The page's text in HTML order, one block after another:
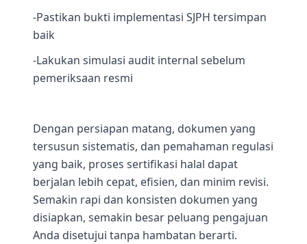
-Pastikan bukti implementasi SJPH tersimpan
baik
-Lakukan simulasi audit internal sebelum
pemeriksaan resmi
Dengan persiapan matang, dokumen yang
tersusun sistematis, dan pemahaman regulasi
yang baik, proses sertifikasi halal dapat
berjalan lebih cepat, efisien, dan minim revisi.
Semakin rapi dan konsisten dokumen yang
disiapkan, semakin besar peluang pengajuan
Anda disetujui tanpa hambatan berarti.